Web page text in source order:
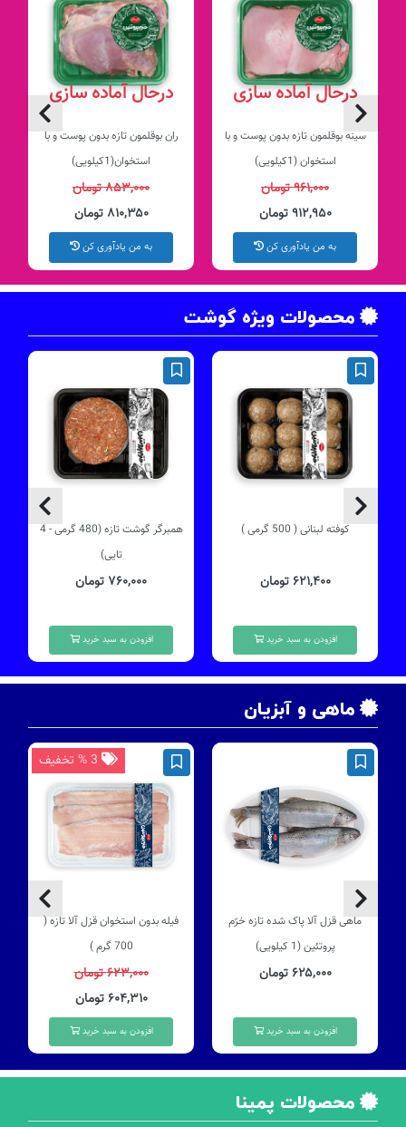
درحال آماده سازی
سینه بوقلمون تازه بدون پوست و با
استخوان (1کیلویی)
۹۶۱,۰۰۰ تومان
۹۱۲,۹۵۰ تومان
به من یادآوری کن
درحال آماده سازی
ران بوقلمون تازه بدون پوست و با
استخوان(1کیلویی)
۸۵۳,۰۰۰ تومان
۸۱۰,۳۵۰ تومان
به من یادآوری کن
محصولات ویژه گوشت
کوفته لبنانی ( 500 گرمی )
۶۲۱,۴۰۰ تومان
افزودن به سبد خرید
همبرگر گوشت تازه (480 گرمی - 4
تایی)
۷۶۰,۰۰۰ تومان
افزودن به سبد خرید
ماهی و آبزیان
ماهی قزل آلا پاک شده تازه خرّم
پروتئین (1 کیلویی)
۶۲۵,۰۰۰ تومان
افزودن به سبد خرید
فیله بدون استخوان قزل آلا تازه (
700 گرم )
۶۲۳,۰۰۰ تومان
۶۰۴,۳۱۰ تومان
افزودن به سبد خرید
محصولات پمینا